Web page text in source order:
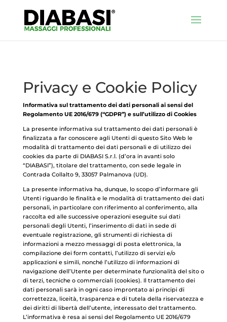
Privacy e Cookie Policy
Informativa sul trattamento dei dati personali ai sensi del
Regolamento UE 2016/679 (“GDPR”) e sull’utilizzo di Cookies
La presente informativa sul trattamento dei dati personali è
finalizzata a far conoscere agli Utenti di questo Sito Web le
modalità di trattamento dei dati personali e di utilizzo dei
cookies da parte di DIABASI S.r.l. (d’ora in avanti solo
“DIABASI”), titolare del trattamento, con sede legale in
Contrada Collalto 9, 33057 Palmanova (UD).
La presente informativa ha, dunque, lo scopo d’informare gli
Utenti riguardo le finalità e le modalità di trattamento dei dati
personali, in particolare con riferimento al conferimento, alla
raccolta ed alle successive operazioni eseguite sui dati
personali degli Utenti, l’inserimento di dati in sede di
eventuale registrazione, gli strumenti di richiesta di
informazioni a mezzo messaggi di posta elettronica, la
compilazione dei form contatti, l’utilizzo di servizi e/o
applicazioni e simili, nonché l’utilizzo di informazioni di
navigazione dell’Utente per determinate funzionalità del sito o
di terzi, tecniche o commerciali (cookies). Il trattamento dei
dati personali sarà in ogni caso improntato ai principi di
correttezza, liceità, trasparenza e di tutela della riservatezza e
dei diritti di libertà dell’utente, interessato del trattamento.
L’informativa è resa ai sensi del Regolamento UE 2016/679